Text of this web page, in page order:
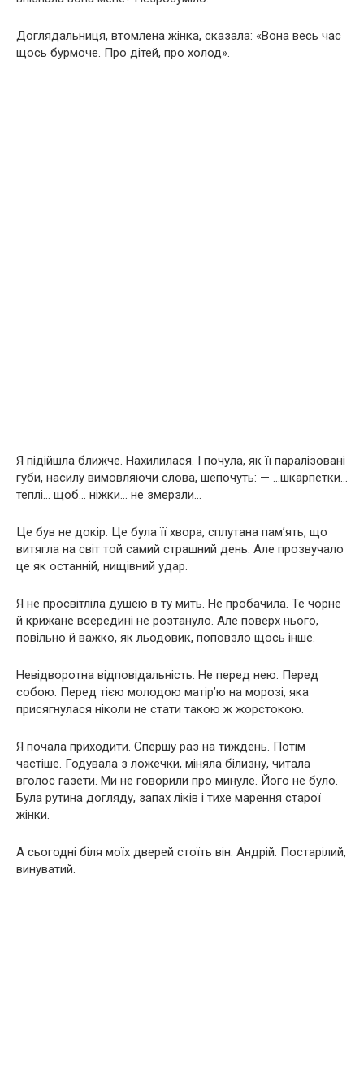
Доглядальниця, втомлена жінка, сказала: «Вона весь час
щось бурмоче. Про дітей, про холод».
Я підійшла ближче. Нахилилася. І почула, як її паралізовані
губи, насилу вимовляючи слова, шепочуть: — …шкарпетки…
теплі… щоб… ніжки… не змерзли…
Це був не докір. Це була її хвора, сплутана пам’ять, що
витягла на світ той самий страшний день. Але прозвучало
це як останній, нищівний удар.
Я не просвітліла душею в ту мить. Не пробачила. Те чорне
й крижане всередині не розтануло. Але поверх нього,
повільно й важко, як льодовик, поповзло щось інше.
Невідворотна відповідальність. Не перед нею. Перед
собою. Перед тією молодою матір’ю на морозі, яка
присягнулася ніколи не стати такою ж жорстокою.
Я почала приходити. Спершу раз на тиждень. Потім
частіше. Годувала з ложечки, міняла білизну, читала
вголос газети. Ми не говорили про минуле. Його не було.
Була рутина догляду, запах ліків і тихе марення старої
жінки.
А сьогодні біля моїх дверей стоїть він. Андрій. Постарілий,
винуватий.